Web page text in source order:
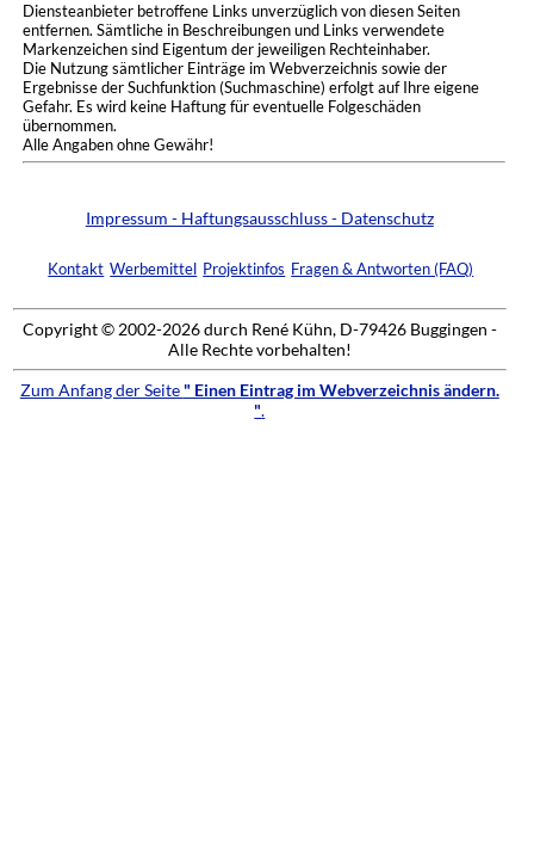
Diensteanbieter betroffene Links unverzüglich von diesen Seiten
entfernen. Sämtliche in Beschreibungen und Links verwendete
Markenzeichen sind Eigentum der jeweiligen Rechteinhaber.
Die Nutzung sämtlicher Einträge im Webverzeichnis sowie der
Ergebnisse der Suchfunktion (Suchmaschine) erfolgt auf Ihre eigene
Gefahr. Es wird keine Haftung für eventuelle Folgeschäden
übernommen.
Alle Angaben ohne Gewähr!
Impressum - Haftungsausschluss - Datenschutz
Kontakt Werbemittel Projektinfos Fragen & Antworten (FAQ)
Copyright © 2002-2026 durch René Kühn, D-79426 Buggingen -
Alle Rechte vorbehalten!
Zum Anfang der Seite " Einen Eintrag im Webverzeichnis ändern.
".